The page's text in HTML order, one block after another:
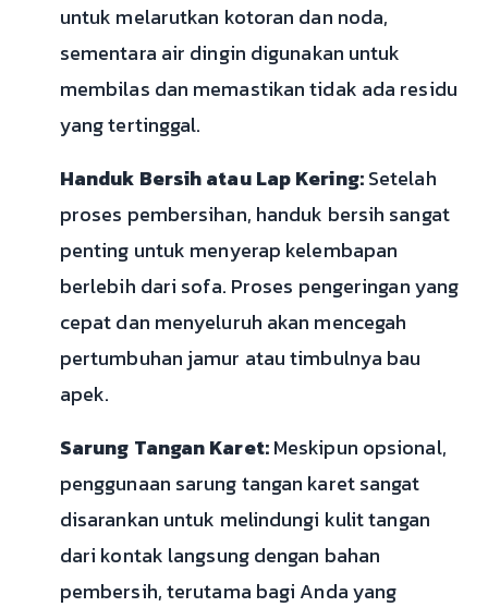
untuk melarutkan kotoran dan noda,
sementara air dingin digunakan untuk
membilas dan memastikan tidak ada residu
yang tertinggal.
Handuk Bersih atau Lap Kering:Setelah
proses pembersihan, handuk bersih sangat
penting untuk menyerap kelembapan
berlebih dari sofa. Proses pengeringan yang
cepat dan menyeluruh akan mencegah
pertumbuhan jamur atau timbulnya bau
apek.
Sarung Tangan Karet:Meskipun opsional,
penggunaan sarung tangan karet sangat
disarankan untuk melindungi kulit tangan
dari kontak langsung dengan bahan
pembersih, terutama bagi Anda yang